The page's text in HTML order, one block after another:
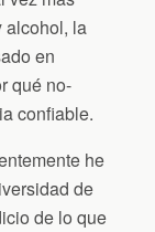
alcohol, la
en
qué no-
confiable.
he
de
de lo que